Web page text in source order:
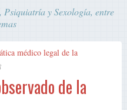
y Sexología, entre
médico legal de la
de la